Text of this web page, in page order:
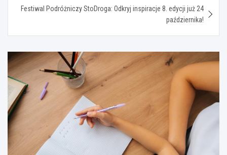
Festiwal Podróżniczy StoDroga: Odkryj inspiracje 8. edycji już 24
października!